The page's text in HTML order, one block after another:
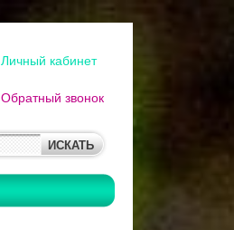
Личный кабинет
Обратный звонок